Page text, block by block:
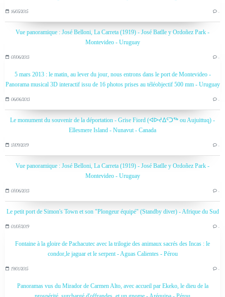
16/05/2015 …
Vue panoramique : José Belloni, La Carreta (1919) - José Batlle y Ordoñez Park -
Montevideo - Uruguay
07/06/2013 …
5 mars 2013 : le matin, au lever du jour, nous entrons dans le port de Montevideo -
Panorama musical 3D interactif issu de 16 photos prises au téléobjectif 500 mm - Uruguay
06/06/2013 …
Le monument du souvenir de la déportation - Grise Fiord (ᐊᐅᔪᐃᑦᑐᖅ ou Aujuittuq) -
Ellesmere Island - Nunavut - Canada
17/09/2019 …
Vue panoramique : José Belloni, La Carreta (1919) - José Batlle y Ordoñez Park -
Montevideo - Uruguay
07/06/2013 …
Le petit port de Simon's Town et son "Plongeur équipé" (Standby diver) - Afrique du Sud
01/07/2019 …
Fontaine à la gloire de Pachacutec avec la trilogie des animaux sacrés des Incas : le
condor,le jaguar et le serpent - Aguas Calientes - Pérou
19/01/2015 …
Panoramas vus du Mirador de Carmen Alto, avec accueil par Ekeko, le dieu de la